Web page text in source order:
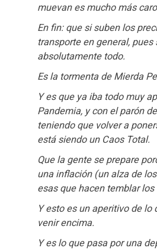
muevan es mucho más
En fin: que si suben los
transporte en general, pues
absolutamente todo.
Es la tormenta de Mierda
Y es que ya iba todo muy
Pandemia, y con el parón
teniendo que volver a
está siendo un Caos Total.
Que la gente se prepare
una inflación (un alza de
esas que hacen temblar los
Y esto es un aperitivo de lo
venir encima.
Y es lo que pasa por una